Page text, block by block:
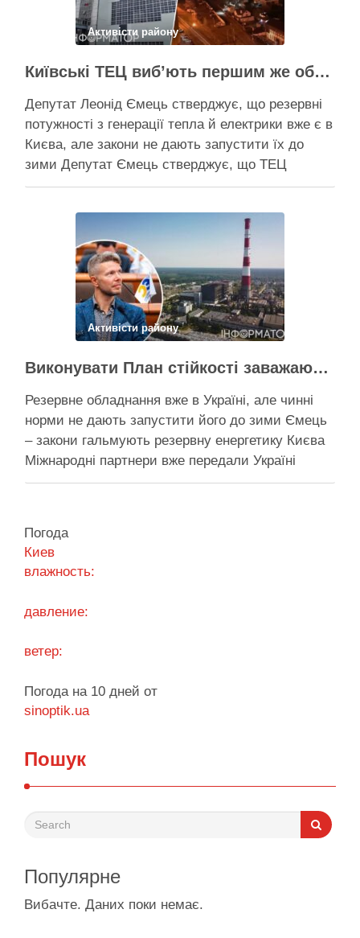
Поділитися у соцмережах:
Активісти району
Київські ТЕЦ виб’ють першим же обстрілом, План стійкості не спрацює – депутат Київради Ємець
Депутат Леонід Ємець стверджує, що резервні
потужності з генерації тепла й електрики вже є в
Києва, але закони не дають запустити їх до
зими Депутат Ємець стверджує, що ТЕЦ
можуть бути знищені першим же ракетним
генерація тепла, але ввести її в експлуатацію
швидко не вийде …
Поділитися у соцмережах:
Активісти району
Виконувати План стійкості заважають законодавчі обмеження – депутат Київради
Резервне обладнання вже в Україні, але чинні
норми не дають запустити його до зими Ємець
– закони гальмують резервну енергетику Києва
Міжнародні партнери вже передали Україні
обладнання для резервного енергозабезпечення
4 серпня заявив депутат Київської міської ради
від …
Погода
Киев
влажность:
давление:
ветер:
Погода на 10 дней от
sinoptik.ua
Пошук
Популярне
Вибачте. Даних поки немає.